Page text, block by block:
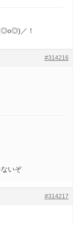
／！
#314216
いぞ
#314217